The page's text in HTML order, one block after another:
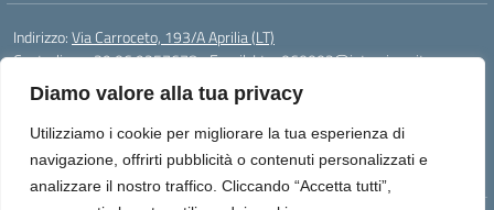
Diamo valore alla tua privacy
Utilizziamo i cookie per migliorare la tua esperienza di
navigazione, offrirti pubblicità o contenuti personalizzati e
analizzare il nostro traffico. Cliccando “Accetta tutti”,
Indirizzo:Via Carroceto, 193/A Aprilia (LT)
Centralino:+39 06 9257678 Email:Ltps060002@istruzione.it
Posta elettronica certificata (PEC):
Ltps060002@pec.istruzione.it
Codice fiscale: 91001930592
LTPS060002